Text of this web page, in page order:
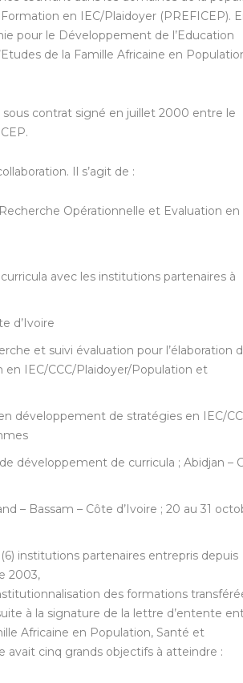
en IEC/Plaidoyer (PREFICEP).
pour le Développement de l’Education
de la Famille Africaine en
contrat signé en juillet 2000 entre le
Il s’agit de :
Opérationnelle et Evaluation en
avec les institutions partenaires à
d’Ivoire
et suivi évaluation pour l’élaboration
IEC/CCC/Plaidoyer/Population et
développement de stratégies en IEC/
développement de curricula ; Abidjan –
– Bassam – Côte d’Ivoire ; 20 au 31
institutions partenaires entrepris depuis
2003,
des formations
à la signature de la lettre d’entente
Africaine en Population, Santé et
avait cinq grands objectifs à atteindre :